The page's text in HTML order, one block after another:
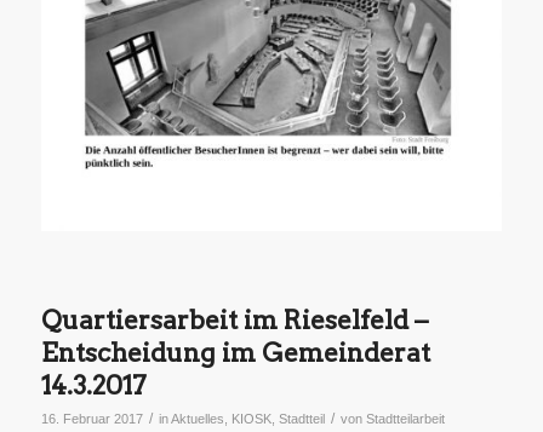
Quartiersarbeit im Rieselfeld –
Entscheidung im Gemeinderat
14.3.2017
16. Februar 2017 / inAktuelles KIOSK, Stadtteil / von Stadtteilarbeit